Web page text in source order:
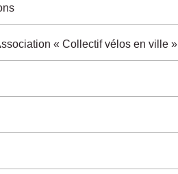
« Collectif vélos en ville »